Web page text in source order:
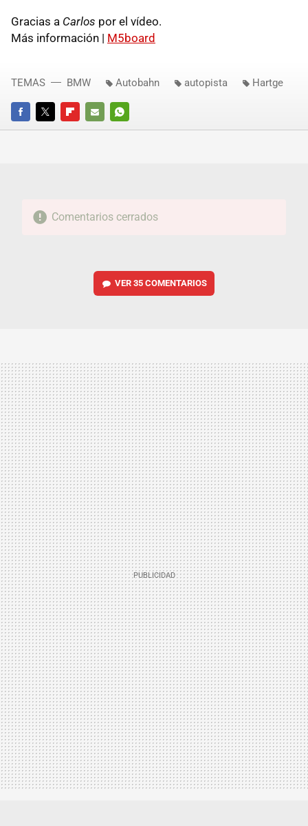
Gracias a Carlos por el vídeo.
Más información | M5board
FACEBOOKTWITTERFLIPBOARD
E-
WHATSAPP
TEMAS BMW Autobahn autopista Hartge
Comentarios cerrados
VER 35 COMENTARIOS